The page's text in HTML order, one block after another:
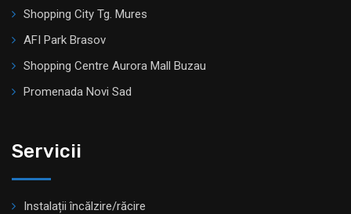
Shopping City Tg. Mures
AFI Park Brasov
Shopping Centre Aurora Mall Buzau
Promenada Novi Sad
Servicii
Instalații încălzire/răcire